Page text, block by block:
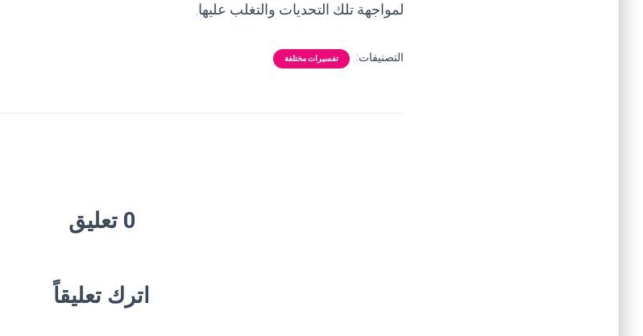
لمواجهة تلك التحديات والتغلب عليها.
التصنيفات: تفسيرات مختلفة
0 تعليق
اترك تعليقاً